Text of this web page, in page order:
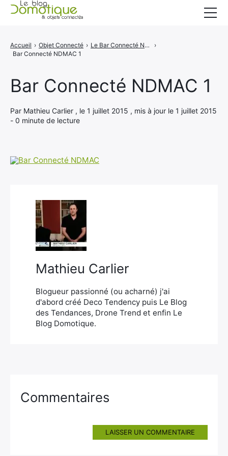
Bar Connecté NDMAC 1
Par Mathieu Carlier , le 1 juillet 2015 , mis à jour le 1 juillet 2015
- 0 minute de lecture
Accueil › Objet Connecté › Le Bar Connecté NDMAC
›
Bar Connecté NDMAC 1
Mathieu Carlier
Blogueur passionné (ou acharné) j'ai
d'abord créé Deco Tendency puis Le Blog
des Tendances, Drone Trend et enfin Le
Blog Domotique.
Commentaires
LAISSER UN COMMENTAIRE
Catégories
A propos
: